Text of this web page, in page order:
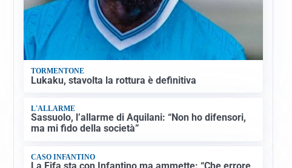
TORMENTONE
Lukaku, stavolta la rottura è definitiva
L'ALLARME
Sassuolo, l’allarme di Aquilani: “Non ho difensori,
ma mi fido della società”
CASO INFANTINO